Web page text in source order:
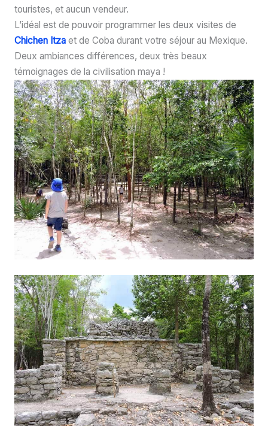
touristes, et aucun vendeur.
L’idéal est de pouvoir programmer les deux visites de
Chichen Itza et de Coba durant votre séjour au Mexique.
Deux ambiances différences, deux très beaux
témoignages de la civilisation maya !